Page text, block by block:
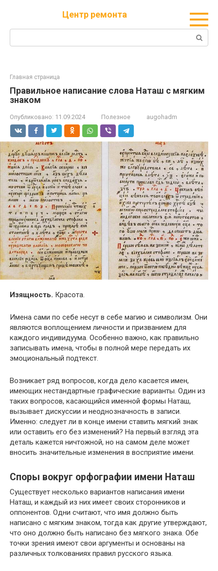
Центр ремонта
Поиск:
Главная страница
Правильное написание слова Наташ с мягким
знаком
Опубликовано: 11.09.2024 Полезное augohadm
Изящность. Красота.
Имена сами по себе несут в себе магию и символизм. Они
являются воплощением личности и призванием для
каждого индивидуума. Особенно важно, как правильно
записывать имена, чтобы в полной мере передать их
эмоциональный подтекст.
Возникает ряд вопросов, когда дело касается имен,
имеющих нестандартные графические варианты. Один из
таких вопросов, касающийся именной формы Наташ,
вызывает дискуссии и неоднозначность в записи.
Именно: следует ли в конце имени ставить мягкий знак
или оставить его без изменений? На первый взгляд эта
деталь кажется ничтожной, но на самом деле может
вносить значительные изменения в восприятие имени.
Споры вокруг орфографии имени Наташ
Существует несколько вариантов написания имени
Наташ, и каждый из них имеет своих сторонников и
оппонентов. Одни считают, что имя должно быть
написано с мягким знаком, тогда как другие утверждают,
что оно должно быть написано без мягкого знака. Обе
точки зрения имеют свои аргументы и основаны на
различных толкованиях правил русского языка.